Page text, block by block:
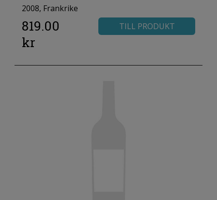
2008, Frankrike
819.00
kr
TILL PRODUKT